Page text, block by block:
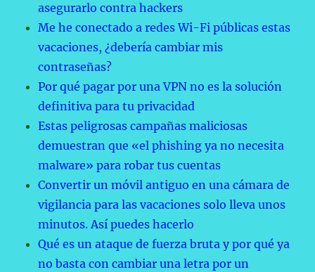
asegurarlo contra hackers
Me he conectado a redes Wi-Fi públicas estas
vacaciones, ¿debería cambiar mis
contraseñas?
Por qué pagar por una VPN no es la solución
definitiva para tu privacidad
Estas peligrosas campañas maliciosas
demuestran que «el phishing ya no necesita
malware» para robar tus cuentas
Convertir un móvil antiguo en una cámara de
vigilancia para las vacaciones solo lleva unos
minutos. Así puedes hacerlo
Qué es un ataque de fuerza bruta y por qué ya
no basta con cambiar una letra por un